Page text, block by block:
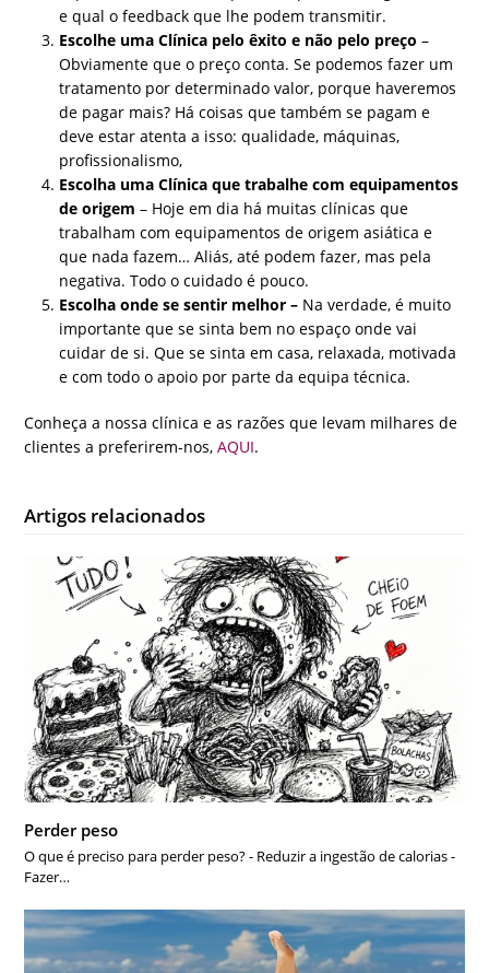
e qual o feedback que lhe podem transmitir.
Escolhe uma Clínica pelo êxito e não pelo preço –
Obviamente que o preço conta. Se podemos fazer um
tratamento por determinado valor, porque haveremos
de pagar mais? Há coisas que também se pagam e
deve estar atenta a isso: qualidade, máquinas,
profissionalismo,
Escolha uma Clínica que trabalhe com equipamentos
de origem – Hoje em dia há muitas clínicas que
trabalham com equipamentos de origem asiática e
que nada fazem… Aliás, até podem fazer, mas pela
negativa. Todo o cuidado é pouco.
Escolha onde se sentir melhor – Na verdade, é muito
importante que se sinta bem no espaço onde vai
cuidar de si. Que se sinta em casa, relaxada, motivada
e com todo o apoio por parte da equipa técnica.
Conheça a nossa clínica e as razões que levam milhares de
clientes a preferirem-nos,AQUI.
Artigos relacionados
Perder peso
O que é preciso para perder peso? - Reduzir a ingestão de calorias -
Fazer…